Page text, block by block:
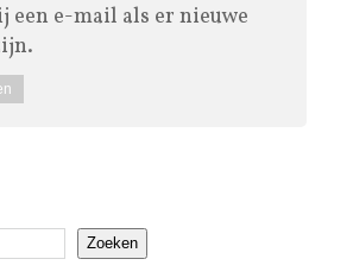
een e-mail als er nieuwe
Zoeken